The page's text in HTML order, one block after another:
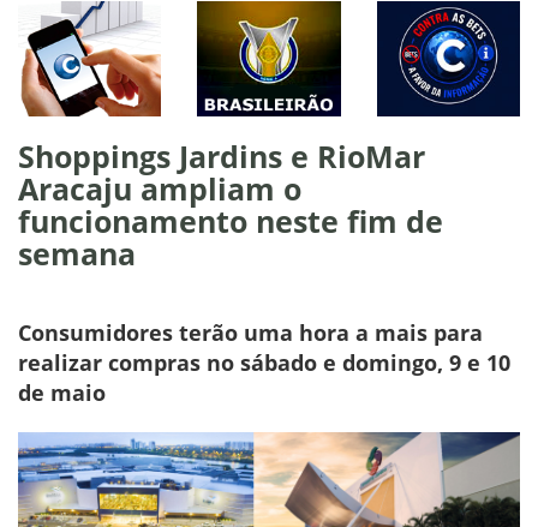
Shoppings Jardins e RioMar
Aracaju ampliam o
funcionamento neste fim de
semana
Consumidores terão uma hora a mais para
realizar compras no sábado e domingo, 9 e 10
de maio